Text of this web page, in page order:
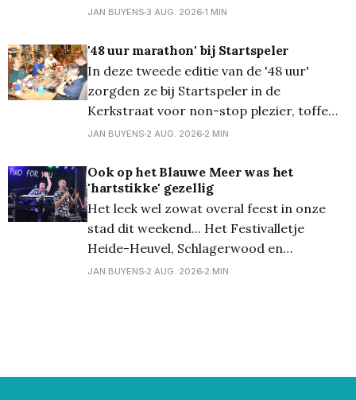
krijgt een topnamiddag! En zo was het
Hoef heerlijk vertoeven... Meer foto's op
Flickr
JAN BUYENS 3 AUG. 2026 1 MIN
'48 uur marathon' bij Startspeler
In deze tweede editie van de '48 uur'
zorgden ze bij Startspeler in de
Kerkstraat voor non-stop plezier, toffe
momenten en pure entertainment. Denk
bordspellen of trading card games; een
potje poker; videogames; painting en veel
meer. De mogelijkheden waren talrijk en
JAN BUYENS 2 AUG. 2026 2 MIN
Ook op het Blauwe Meer was het
'hartstikke' gezellig
Het leek wel zowat overal feest in onze
stad dit weekend... Het Festivalletje
Heide-Heuvel, Schlagerwood en
Rockwood, en op het Blauwe Meer wilden
JAN BUYENS 2 AUG. 2026 2 MIN